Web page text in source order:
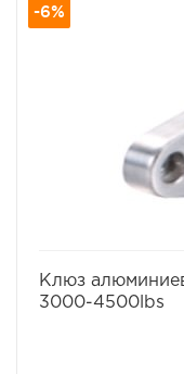
-6%
Клюз
3000-4500lbs